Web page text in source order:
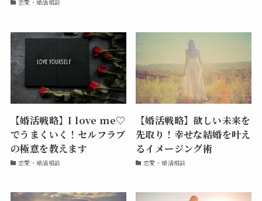
恋愛・婚活相談
【婚活戦略】I love me♡
でうまくいく！セルフラブ
の極意を教えます
恋愛・婚活相談
【婚活戦略】欲しい未来を
先取り！幸せな結婚を叶え
るイメージング術
恋愛・婚活相談